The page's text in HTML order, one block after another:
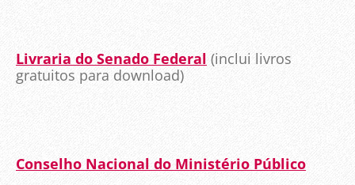
Livraria do Senado Federal (inclui livros
gratuitos para download)
Conselho Nacional do Ministério Público